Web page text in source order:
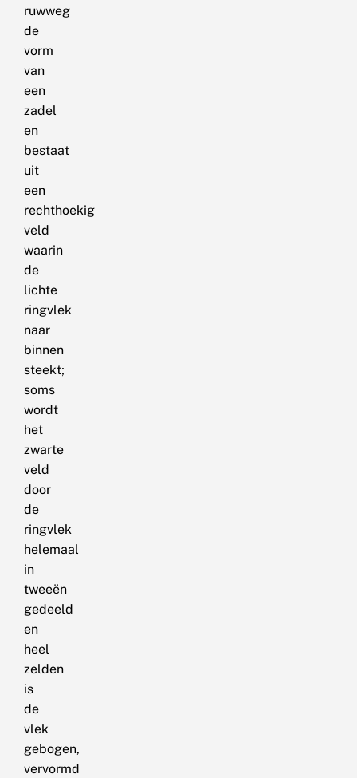
ruwweg
de
vorm
van
een
zadel
en
bestaat
uit
een
rechthoekig
veld
waarin
de
lichte
ringvlek
naar
binnen
steekt;
soms
wordt
het
zwarte
veld
door
de
ringvlek
helemaal
in
tweeën
gedeeld
en
heel
zelden
is
de
vlek
gebogen,
vervormd